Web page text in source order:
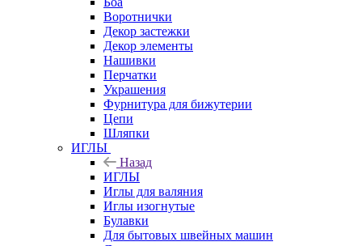
Воротнички
Декор застежки
Декор элементы
Нашивки
Перчатки
Украшения
Фурнитура для бижутерии
Цепи
Шляпки
ИГЛЫ
Назад
ИГЛЫ
Иглы для валяния
Иглы изогнутые
Булавки
Для бытовых швейных машин